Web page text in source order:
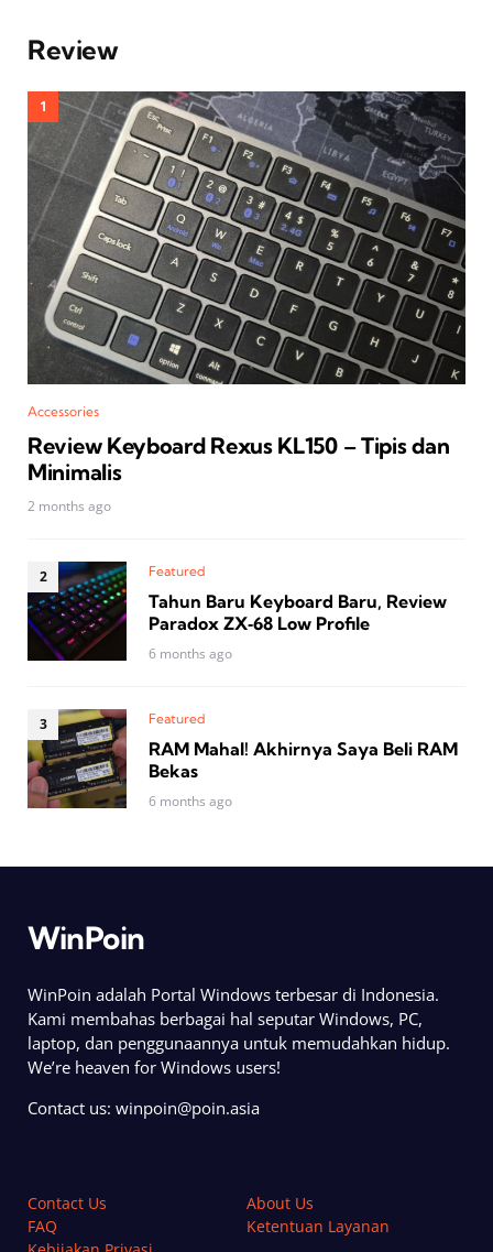
Review
Accessories
Review Keyboard Rexus KL150 – Tipis dan
Minimalis
2 months ago
Featured
Tahun Baru Keyboard Baru, Review
Paradox ZX‑68 Low Profile
6 months ago
Featured
RAM Mahal! Akhirnya Saya Beli RAM
Bekas
6 months ago
WinPoin
WinPoin adalah Portal Windows terbesar di Indonesia.
Kami membahas berbagai hal seputar Windows, PC,
laptop, dan penggunaannya untuk memudahkan hidup.
We’re heaven for Windows users!
Contact us: winpoin@poin.asia
Contact Us
About Us
FAQ
Ketentuan Layanan